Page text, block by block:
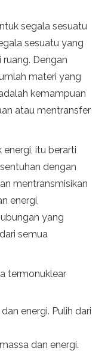
segala sesuatu
sesuatu yang
Dengan
materi yang
kemampuan
atau mentransfer
itu berarti
dengan
mentransmisikan
energi,
yang
semua
termonuklear
energi. Pulih dari
dan energi.